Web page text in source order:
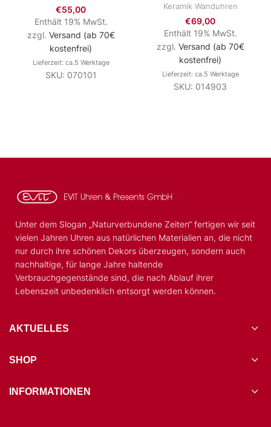
€55,00
Enthält 19% MwSt.
zzgl. Versand (ab 70€
kostenfrei)
Lieferzeit: ca.5 Werktage
SKU: 070101
Keramik Wanduhren
€69,00
Enthält 19% MwSt.
zzgl. Versand (ab 70€
kostenfrei)
Lieferzeit: ca.5 Werktage
SKU: 014903
Unter dem Slogan „Naturverbundene Zeiten“ fertigen wir seit
vielen Jahren Uhren aus natürlichen Materialien an, die nicht
nur durch ihre schönen Dekors überzeugen, sondern auch
nachhaltige, für lange Jahre haltende
Verbrauchgegenstände sind, die nach Ablauf ihrer
Lebenszeit unbedenklich entsorgt werden können.
AKTUELLES
SHOP
INFORMATIONEN